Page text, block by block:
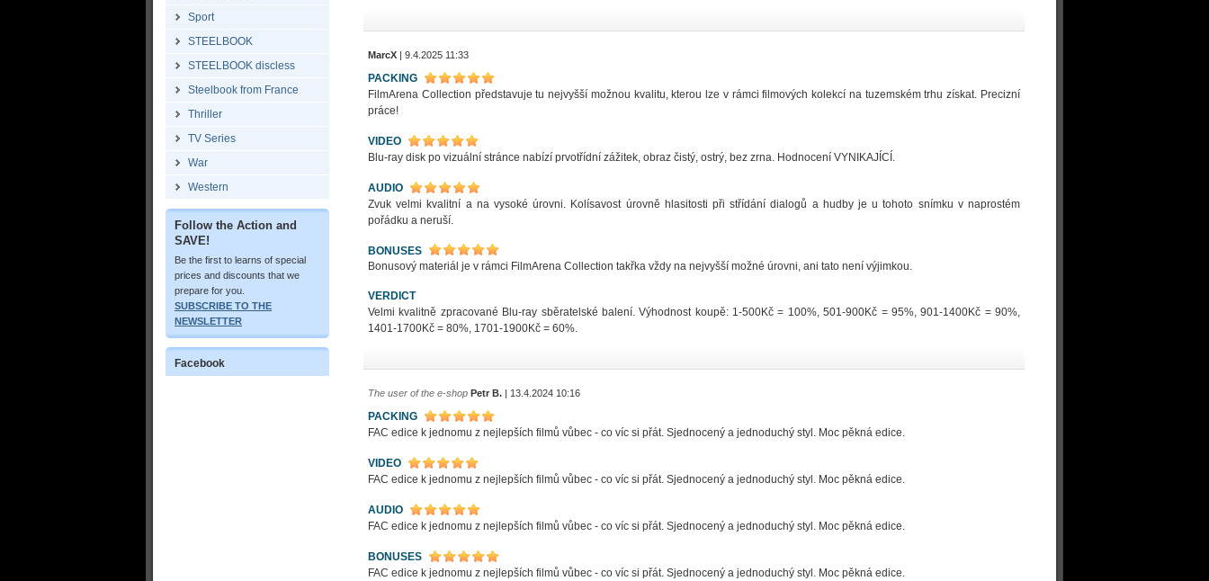
Sport
STEELBOOK
STEELBOOK discless
Steelbook from France
Thriller
TV Series
War
Western
Follow the Action and
SAVE!
Be the first to learns of special
prices and discounts that we
prepare for you.
SUBSCRIBE TO THE
NEWSLETTER
Facebook
MarcX | 9.4.2025 11:33
PACKING
FilmArena Collection představuje tu nejvyšší možnou kvalitu, kterou lze v rámci filmových kolekcí na tuzemském trhu získat. Precizní
práce!
VIDEO
Blu-ray disk po vizuální stránce nabízí prvotřídní zážitek, obraz čistý, ostrý, bez zrna. Hodnocení VYNIKAJÍCÍ.
AUDIO
Zvuk velmi kvalitní a na vysoké úrovni. Kolísavost úrovně hlasitosti při střídání dialogů a hudby je u tohoto snímku v naprostém
pořádku a neruší.
BONUSES
Bonusový materiál je v rámci FilmArena Collection takřka vždy na nejvyšší možné úrovni, ani tato není výjimkou.
VERDICT
Velmi kvalitně zpracované Blu-ray sběratelské balení. Výhodnost koupě: 1-500Kč = 100%, 501-900Kč = 95%, 901-1400Kč = 90%,
1401-1700Kč = 80%, 1701-1900Kč = 60%.
The user of the e-shop Petr B. | 13.4.2024 10:16
PACKING
FAC edice k jednomu z nejlepších filmů vůbec - co víc si přát. Sjednocený a jednoduchý styl. Moc pěkná edice.
VIDEO
FAC edice k jednomu z nejlepších filmů vůbec - co víc si přát. Sjednocený a jednoduchý styl. Moc pěkná edice.
AUDIO
FAC edice k jednomu z nejlepších filmů vůbec - co víc si přát. Sjednocený a jednoduchý styl. Moc pěkná edice.
BONUSES
FAC edice k jednomu z nejlepších filmů vůbec - co víc si přát. Sjednocený a jednoduchý styl. Moc pěkná edice.